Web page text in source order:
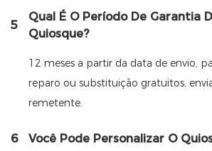
5
Qual É O Período De Garantia
Quiosque?
12 meses a partir da data de envio,
reparo ou substituição gratuitos,
remetente.
6 Você Pode Personalizar O